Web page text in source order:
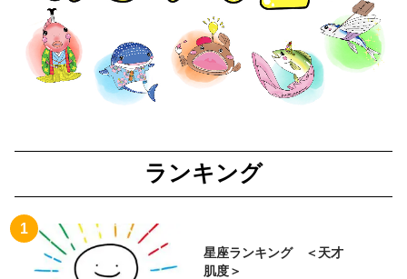
ランキング
星座ランキング ＜天才
肌度＞